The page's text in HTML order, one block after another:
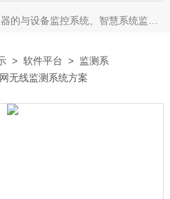
系统监测平台、智慧管网监测系统、园区安全生产与消防安全一体化系统
>软件平台 > 监测系
无线监测系统方案